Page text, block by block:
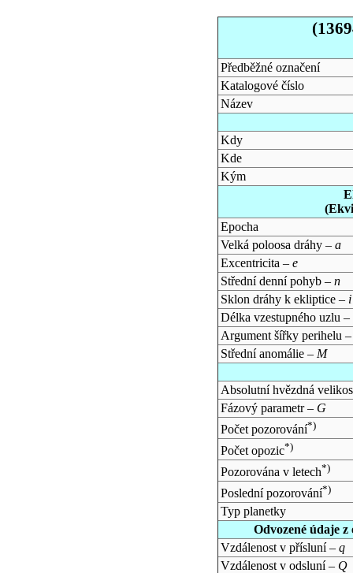
Předběžné označení
Katalogové číslo
Název
Kdy
Kde
Kým
Epocha
Velká poloosa dráhy – a
Excentricita – e
Střední denní pohyb – n
Sklon dráhy k ekliptice – i
Délka vzestupného uzlu –
Argument šířky perihelu
Střední anomálie – M
Absolutní hvězdná
Fázový parametr – G
Počet pozorování*)
Počet opozic*)
Pozorována v letech*)
Poslední pozorování*)
Typ planetky
Odvozené údaje
Vzdálenost v přísluní – q
Vzdálenost v odsluní – Q